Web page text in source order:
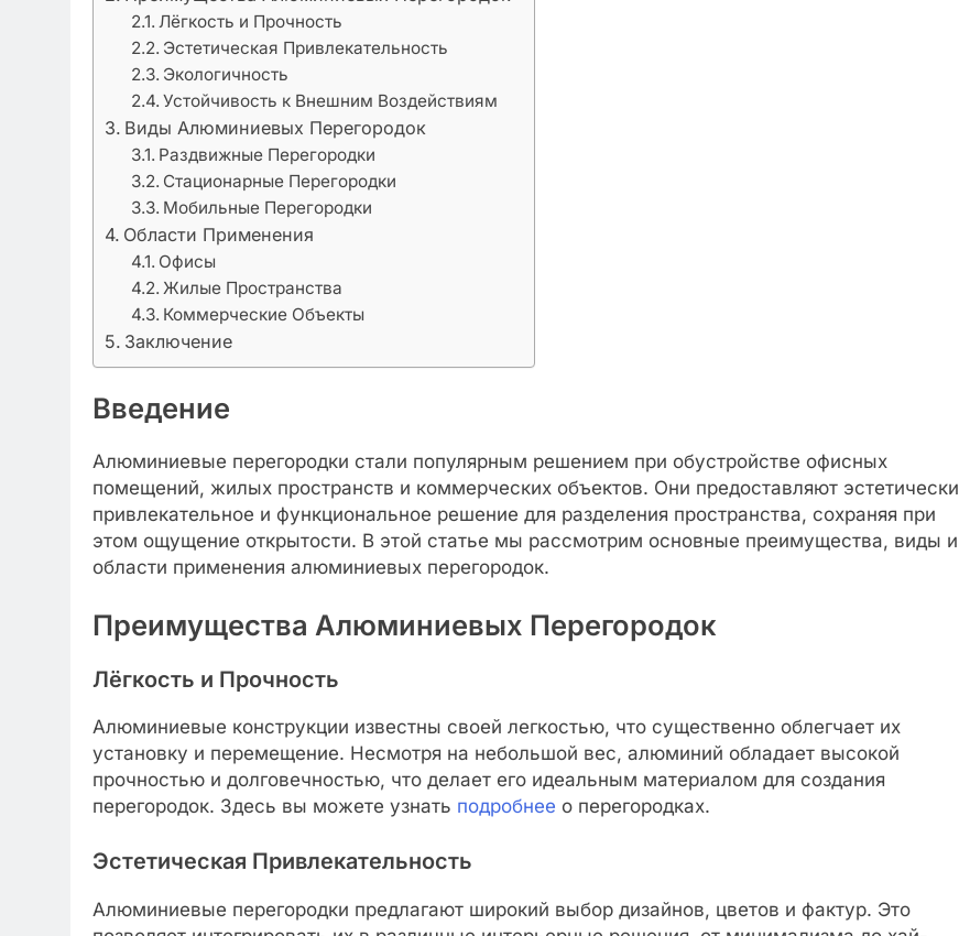
Лёгкость и Прочность
Эстетическая Привлекательность
Экологичность
Устойчивость к Внешним Воздействиям
Виды Алюминиевых Перегородок
Раздвижные Перегородки
Стационарные Перегородки
Мобильные Перегородки
Области Применения
Офисы
Жилые Пространства
Коммерческие Объекты
Заключение
Введение
Алюминиевые перегородки стали популярным решением при обустройстве офисных
помещений, жилых пространств и коммерческих объектов. Они предоставляют эстетически
привлекательное и функциональное решение для разделения пространства, сохраняя при
этом ощущение открытости. В этой статье мы рассмотрим основные преимущества, виды и
области применения алюминиевых перегородок.
Преимущества Алюминиевых Перегородок
Лёгкость и Прочность
Алюминиевые конструкции известны своей легкостью, что существенно облегчает их
установку и перемещение. Несмотря на небольшой вес, алюминий обладает высокой
прочностью и долговечностью, что делает его идеальным материалом для создания
перегородок. Здесь вы можете узнать подробнее о перегородках.
Эстетическая Привлекательность
Алюминиевые перегородки предлагают широкий выбор дизайнов, цветов и фактур. Это